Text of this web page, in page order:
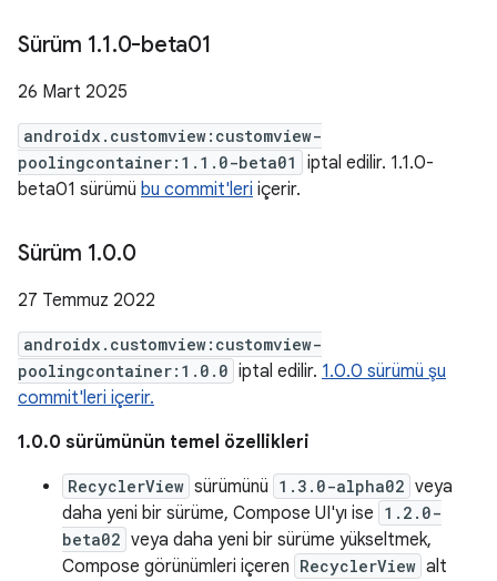
Sürüm 1.1.0-beta01
26 Mart 2025
androidx.customview:customview-
poolingcontainer:1.1.0-beta01
iptal edilir. 1.1.0-
beta01 sürümü bu commit'leri içerir.
Sürüm 1.0.0
27 Temmuz 2022
androidx.customview:customview-
poolingcontainer:1.0.0 iptal edilir. 1.0.0 sürümü şu
commit'leri içerir.
1.0.0 sürümünün temel özellikleri
RecyclerView sürümünü 1.3.0-alpha02 veya
daha yeni bir sürüme, Compose UI'yı ise 1.2.0-
beta02 veya daha yeni bir sürüme yükseltmek,
Compose görünümleri içeren RecyclerView alt